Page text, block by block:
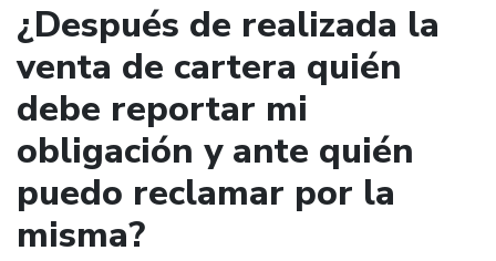
¿Después de realizada la
venta de cartera quién
debe reportar mi
obligación y ante quién
puedo reclamar por la
misma?